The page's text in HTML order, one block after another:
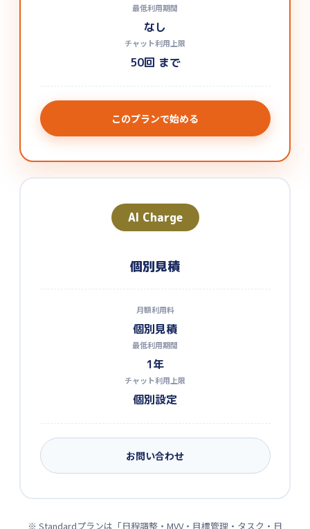
最低利用期間
なし
チャット利用上限
50回 まで
このプランで始める
AI Charge
個別見積
月額利用料
個別見積
最低利用期間
1年
チャット利用上限
個別設定
お問い合わせ
※ Standardプランは「日程調整・MVV・目標管理・タスク・日